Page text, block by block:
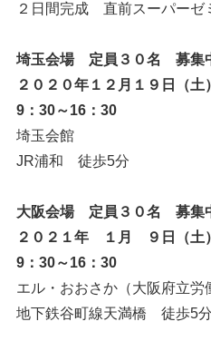
２日間完成 直前スーパー
埼玉会場 定員３０名 募
２０２０年１２月１９日（土
9：30～16：30
埼玉会館
JR浦和 徒歩5分
大阪会場 定員３０名 募集
２０２１年 １月 ９日（土
9：30～16：30
エル・おおさか（大阪府立労
地下鉄谷町線天満橋 徒歩5分